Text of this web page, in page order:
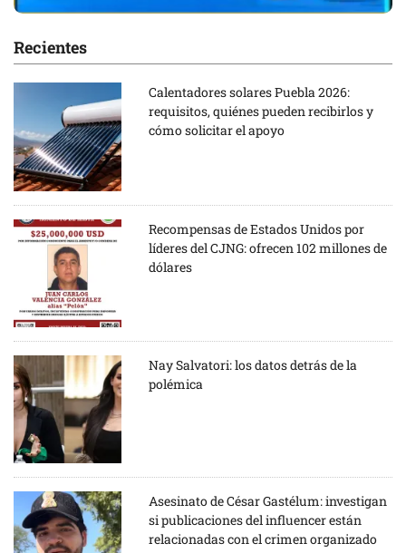
Recientes
Calentadores solares Puebla 2026:
requisitos, quiénes pueden recibirlos y
cómo solicitar el apoyo
Recompensas de Estados Unidos por
líderes del CJNG: ofrecen 102 millones de
dólares
Nay Salvatori: los datos detrás de la
polémica
Asesinato de César Gastélum: investigan
si publicaciones del influencer están
relacionadas con el crimen organizado